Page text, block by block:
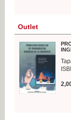
Outlet